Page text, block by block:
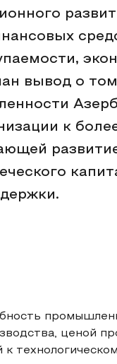
вывод о
к
ценой